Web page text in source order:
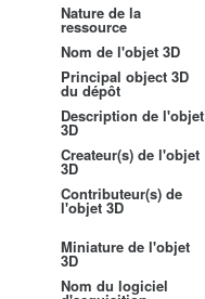
Nature de la
ressource
Nom de l'objet 3D
Principal object 3D
du dépôt
Description de l'objet
3D
Createur(s) de l'objet
3D
Contributeur(s) de
l'objet 3D
Miniature de l'objet
3D
Nom du logiciel